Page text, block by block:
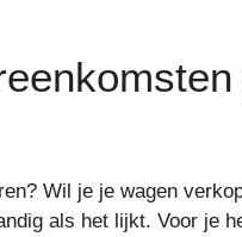
Wil je je wagen
als het lijkt. Voor je